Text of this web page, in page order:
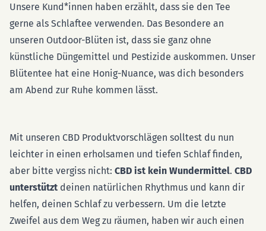
Unsere Kund*innen haben erzählt, dass sie den Tee
gerne als Schlaftee verwenden. Das Besondere an
unseren Outdoor-Blüten ist, dass sie ganz ohne
künstliche Düngemittel und Pestizide auskommen. Unser
Blütentee hat eine Honig-Nuance, was dich besonders
am Abend zur Ruhe kommen lässt.
Mit unseren CBD Produktvorschlägen solltest du nun
leichter in einen erholsamen und tiefen Schlaf finden,
aber bitte vergiss nicht: CBD ist kein Wundermittel. CBD
unterstützt deinen natürlichen Rhythmus und kann dir
helfen, deinen Schlaf zu verbessern. Um die letzte
Zweifel aus dem Weg zu räumen, haben wir auch einen